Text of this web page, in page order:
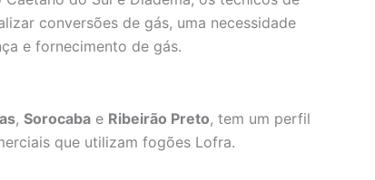
conversões de gás, uma necessidade
e fornecimento de gás.
, Sorocaba e Ribeirão Preto, tem um perfil
que utilizam fogões Lofra.